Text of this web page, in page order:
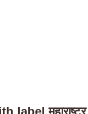
label